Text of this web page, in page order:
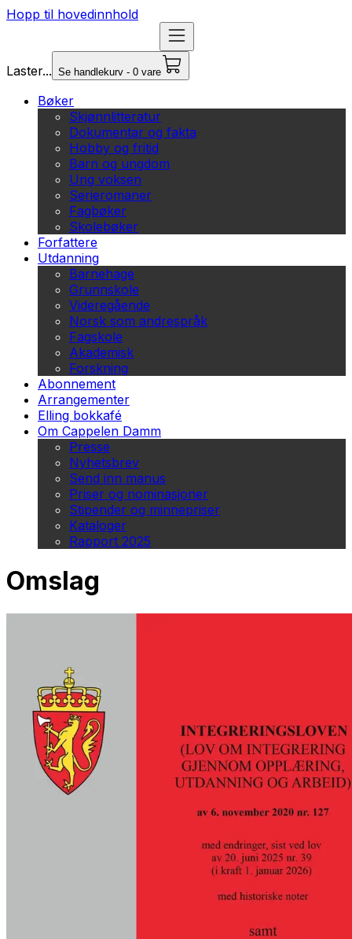
Hopp til hovedinnhold
Laster... Se handlekurv - 0 vare
Bøker
Skjønnlitteratur
Dokumentar og fakta
Hobby og fritid
Barn og ungdom
Ung voksen
Serieromaner
Fagbøker
Skolebøker
Forfattere
Utdanning
Barnehage
Grunnskole
Videregående
Norsk som andrespråk
Fagskole
Akademisk
Forskning
Abonnement
Arrangementer
Elling bokkafé
Om Cappelen Damm
Presse
Nyhetsbrev
Send inn manus
Priser og nominasjoner
Stipender og minnepriser
Kataloger
Rapport 2025
Omslag